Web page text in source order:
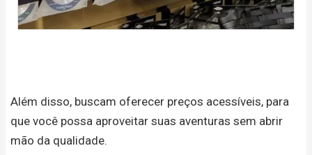
Além disso, buscam oferecer preços acessíveis, para
que você possa aproveitar suas aventuras sem abrir
mão da qualidade.